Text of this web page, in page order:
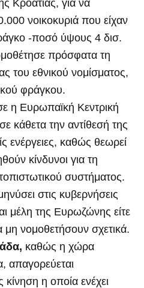
Κροατίας, για να
νοικοκυριά που είχαν
-ποσό ύψους 4 δισ.
πρόσφατα τη
του εθνικού νομίσματος,
φράγκου.
η Ευρωπαϊκή Κεντρική
κάθετα την αντίθεσή της
ενέργειες, καθώς θεωρεί
κίνδυνοι για τη
συστήματος.
στις κυβερνήσεις
μέλη της Ευρωζώνης είτε
μη νομοθετήσουν σχετικά.
καθώς η χώρα
απαγορεύεται
η οποία ενέχει